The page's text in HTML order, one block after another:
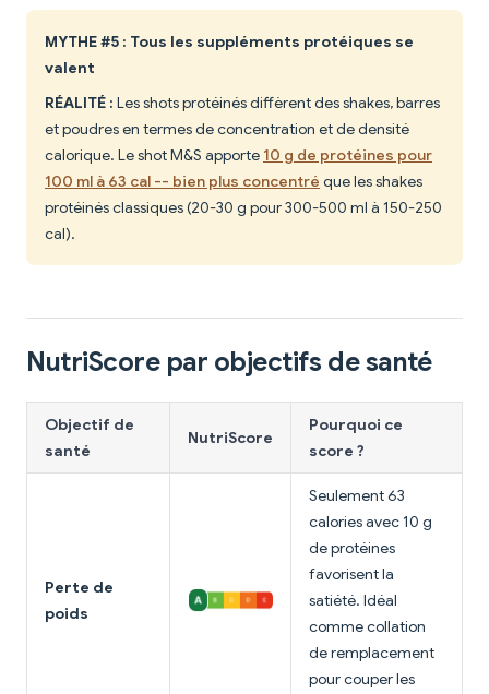
MYTHE #5 : Tous les suppléments protéiques se
valent
RÉALITÉ : Les shots protéinés diffèrent des shakes, barres
et poudres en termes de concentration et de densité
calorique. Le shot M&S apporte 10 g de protéines pour
100 ml à 63 cal -- bien plus concentré que les shakes
protéinés classiques (20-30 g pour 300-500 ml à 150-250
cal).
NutriScore par objectifs de santé
Objectif de
santé
NutriScore
Pourquoi ce
score ?
Perte de
poids
Seulement 63
calories avec 10 g
de protéines
favorisent la
satiété. Idéal
comme collation
de remplacement
pour couper les